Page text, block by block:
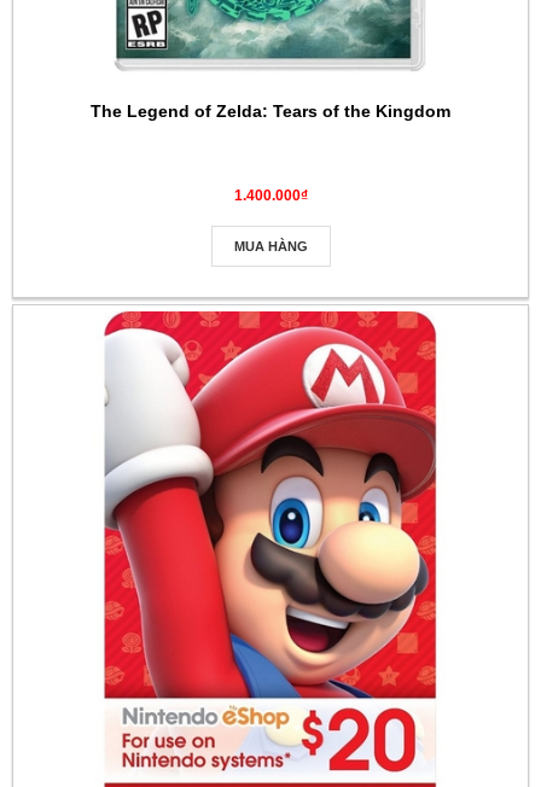
The Legend of Zelda: Tears of the Kingdom
1.400.000₫
MUA HÀNG